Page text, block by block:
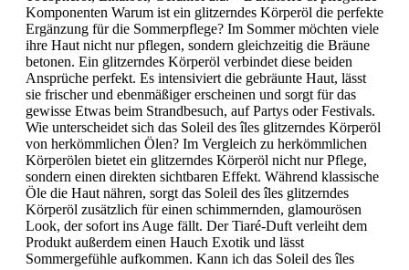
Komponenten Warum ist ein glitzerndes Körperöl die perfekte
Ergänzung für die Sommerpflege? Im Sommer möchten viele
ihre Haut nicht nur pflegen, sondern gleichzeitig die Bräune
betonen. Ein glitzerndes Körperöl verbindet diese beiden
Ansprüche perfekt. Es intensiviert die gebräunte Haut, lässt
sie frischer und ebenmäßiger erscheinen und sorgt für das
gewisse Etwas beim Strandbesuch, auf Partys oder Festivals.
Wie unterscheidet sich das Soleil des îles glitzerndes Körperöl
von herkömmlichen Ölen? Im Vergleich zu herkömmlichen
Körperölen bietet ein glitzerndes Körperöl nicht nur Pflege,
sondern einen direkten sichtbaren Effekt. Während klassische
Öle die Haut nähren, sorgt das Soleil des îles glitzerndes
Körperöl zusätzlich für einen schimmernden, glamourösen
Look, der sofort ins Auge fällt. Der Tiaré-Duft verleiht dem
Produkt außerdem einen Hauch Exotik und lässt
Sommergefühle aufkommen. Kann ich das Soleil des îles